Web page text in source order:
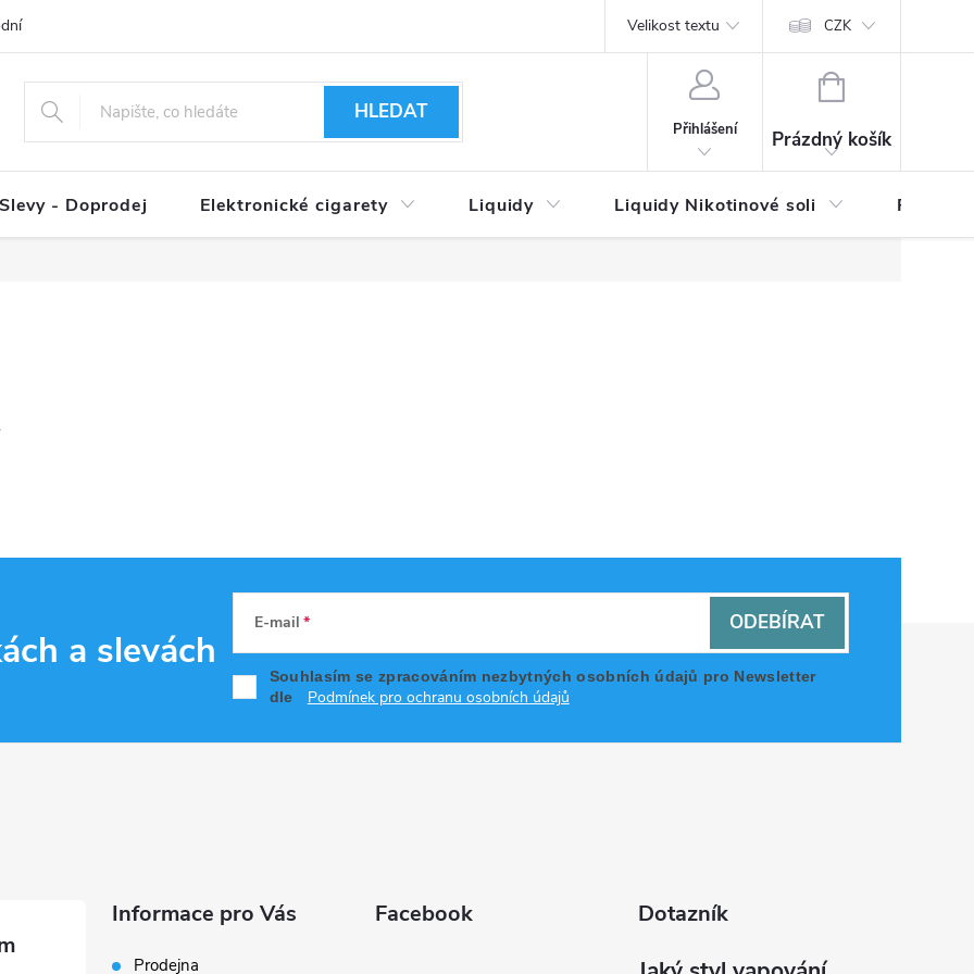
podmínky Reklamační řád Vrácení zboží a reklamace
Velikost textu CZK
HLEDAT
Přihlášení
NÁKUPNÍ
Prázdný košík
- Doprodej Elektronické cigarety Liquidy Liquidy Nikotinové soli
a slevách
E-mail
Souhlasím se zpracováním nezbytných osobních údajů pro Newsletter
dle
Podmínek pro ochranu osobních údajů
ODEBÍRAT
Informace pro Vás
Prodejna
Facebook Dotazník